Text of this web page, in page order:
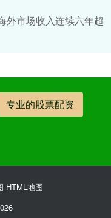
外市场收入连续六年超
专业的股票配资
HTML地图